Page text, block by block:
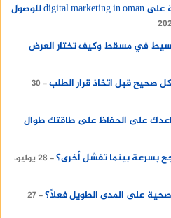
لماذا تعتمد المؤسسات الإخبارية على digital marketing in oman للوصول
في مسقط وكيف تختار العرض
صحيح قبل اتخاذ قرار الطلب
30
على الحفاظ على طاقتك طوال
بسرعة بينما تفشل أخرى؟
28 يوليو،
على المدى الطويل فعلًا؟ 27